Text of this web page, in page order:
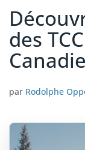
des
par Rodolphe